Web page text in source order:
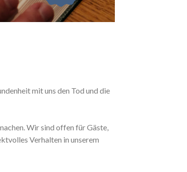
mit uns den Tod und die
Wir sind offen für Gäste,
Verhalten in unserem